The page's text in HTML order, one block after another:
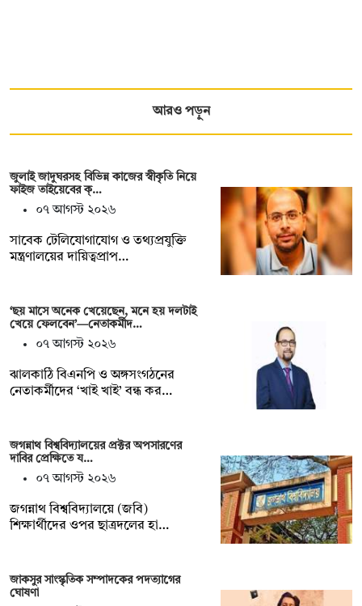
আরও পড়ুন
জুলাই জাদুঘরসহ বিভিন্ন কাজের স্বীকৃতি নিয়ে
ফাইজ তাইয়েবের ক্…
০৭ আগস্ট ২০২৬
সাবেক টেলিযোগাযোগ ও তথ্যপ্রযুক্তি
মন্ত্রণালয়ের দায়িত্বপ্রাপ…
‘ছয় মাসে অনেক খেয়েছেন, মনে হয় দলটাই
খেয়ে ফেলবেন’—নেতাকর্মীদ…
০৭ আগস্ট ২০২৬
ঝালকাঠি বিএনপি ও অঙ্গসংগঠনের
নেতাকর্মীদের ‘খাই খাই’ বন্ধ কর…
জগন্নাথ বিশ্ববিদ্যালয়ের প্রক্টর অপসারণের
দাবির প্রেক্ষিতে য…
০৭ আগস্ট ২০২৬
জগন্নাথ বিশ্ববিদ্যালয়ে (জবি)
শিক্ষার্থীদের ওপর ছাত্রদলের হা…
জাকসুর সাংস্কৃতিক সম্পাদকের পদত্যাগের
ঘোষণা